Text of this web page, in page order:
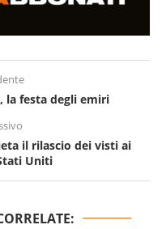
la festa degli emiri
il rilascio dei visti ai
Uniti